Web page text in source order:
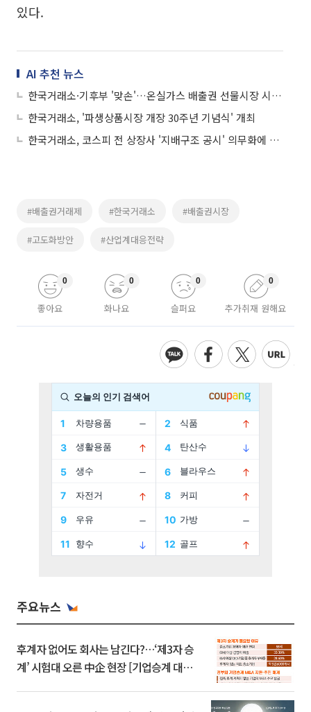
있다.
AI 추천 뉴스
한국거래소·기후부 '맞손'…온실가스 배출권 선물시장 시스템 구축
한국거래소, '파생상품시장 개장 30주년 기념식' 개최
한국거래소, 코스피 전 상장사 '지배구조 공시' 의무화에 지역 릴레이 설명회 개최
#배출권거래제 #한국거래소 #배출권시장
#고도화방안 #산업계대응전략
좋아요
0
화나요
0
슬퍼요
0
추가취재 원해요
0
주요뉴스
후계자 없어도 회사는 남긴다?…‘제3자 승
계’ 시험대 오른 中企 현장 [기업승계 대전